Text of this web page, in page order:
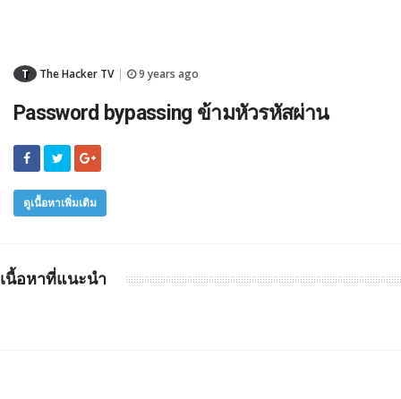
T The Hacker TV 9 years ago
Password bypassing ข้ามหัวรหัสผ่าน
ดูเนื้อหาเพิ่มเติม
เนื้อหาที่แนะนำ